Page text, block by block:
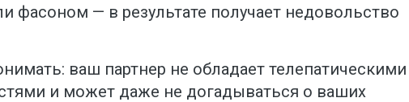
фасоном — в результате получает недовольство
ваш партнер не обладает телепатическими
и может даже не догадываться о ваших